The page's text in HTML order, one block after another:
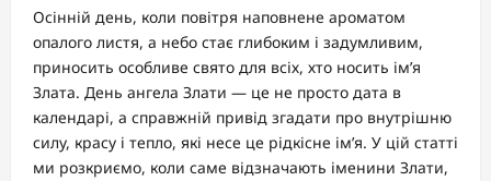
Осінній день, коли повітря наповнене ароматом
опалого листя, а небо стає глибоким і задумливим,
приносить особливе свято для всіх, хто носить ім’я
Злата. День ангела Злати — це не просто дата в
календарі, а справжній привід згадати про внутрішню
силу, красу і тепло, які несе це рідкісне ім’я. У цій статті
ми розкриємо, коли саме відзначають іменини Злати,